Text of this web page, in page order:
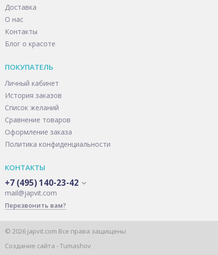
Доставка
О нас
Контакты
Блог о красоте
ПОКУПАТЕЛЬ
Личный кабинет
История заказов
Список желаний
Сравнение товаров
Оформление заказа
Политика конфиденциальности
КОНТАКТЫ
+7 (495) 140-23-42
mail@japvit.com
Перезвонить вам?
© 2026 japvit.com Все права защищены
Создание сайта -Tumashov